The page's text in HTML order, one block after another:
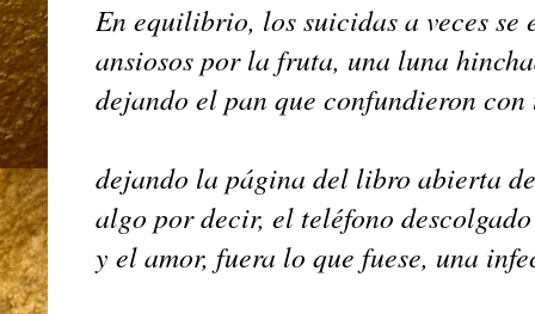
En equilibrio, los suicidas a veces se
ansiosos por la fruta, una luna
dejando el pan que confundieron con
dejando la página del libro abierta
algo por decir, el teléfono descolgado
y el amor, fuera lo que fuese, una